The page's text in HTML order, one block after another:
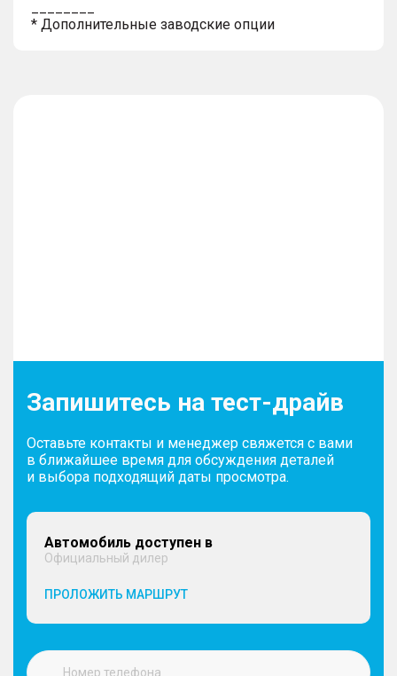
* Дополнительные заводские опции
Запишитесь на тест-драйв
Оставьте контакты и менеджер свяжется с вами
в ближайшее время для обсуждения деталей
и выбора подходящий даты просмотра.
Автомобиль доступен в
Официальный дилер
ПРОЛОЖИТЬ МАРШРУТ